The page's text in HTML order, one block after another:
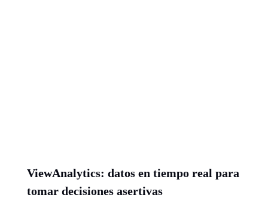
ViewAnalytics: datos en tiempo real para
tomar decisiones asertivas